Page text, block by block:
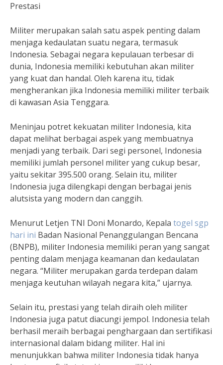
Prestasi
Militer merupakan salah satu aspek penting dalam
menjaga kedaulatan suatu negara, termasuk
Indonesia. Sebagai negara kepulauan terbesar di
dunia, Indonesia memiliki kebutuhan akan militer
yang kuat dan handal. Oleh karena itu, tidak
mengherankan jika Indonesia memiliki militer terbaik
di kawasan Asia Tenggara.
Meninjau potret kekuatan militer Indonesia, kita
dapat melihat berbagai aspek yang membuatnya
menjadi yang terbaik. Dari segi personel, Indonesia
memiliki jumlah personel militer yang cukup besar,
yaitu sekitar 395.500 orang. Selain itu, militer
Indonesia juga dilengkapi dengan berbagai jenis
alutsista yang modern dan canggih.
Menurut Letjen TNI Doni Monardo, Kepala togel sgp
hari ini Badan Nasional Penanggulangan Bencana
(BNPB), militer Indonesia memiliki peran yang sangat
penting dalam menjaga keamanan dan kedaulatan
negara. “Militer merupakan garda terdepan dalam
menjaga keutuhan wilayah negara kita,” ujarnya.
Selain itu, prestasi yang telah diraih oleh militer
Indonesia juga patut diacungi jempol. Indonesia telah
berhasil meraih berbagai penghargaan dan sertifikasi
internasional dalam bidang militer. Hal ini
menunjukkan bahwa militer Indonesia tidak hanya